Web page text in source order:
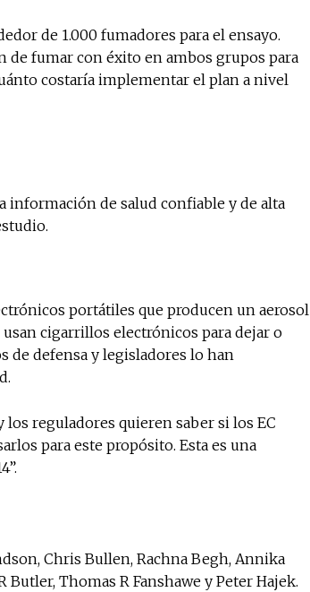
de 1.000 fumadores para el ensayo.
de fumar con éxito en ambos grupos para
costaría implementar el plan a nivel
información de salud confiable y de alta
portátiles que producen un aerosol
cigarrillos electrónicos para dejar o
de defensa y legisladores lo han
reguladores quieren saber si los EC
para este propósito. Esta es una
Chris Bullen, Rachna Begh, Annika
Thomas R Fanshawe y Peter Hajek.